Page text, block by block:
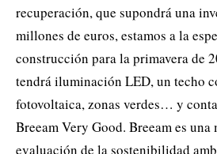
recuperación, que supondrá una
millones de euros, estamos a la
construcción para la primavera de
tendrá iluminación LED, un techo
fotovoltaica, zonas verdes… y
Breeam Very Good. Breeam es
evaluación de la sostenibilidad